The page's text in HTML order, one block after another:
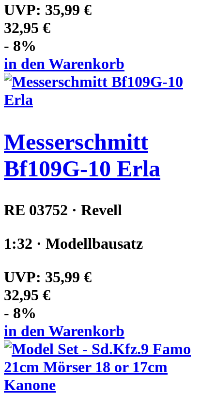
UVP: 35,99 €
32,95 €
- 8%
in den Warenkorb
Messerschmitt
Bf109G-10 Erla
RE 03752 · Revell
1:32 · Modellbausatz
UVP: 35,99 €
32,95 €
- 8%
in den Warenkorb